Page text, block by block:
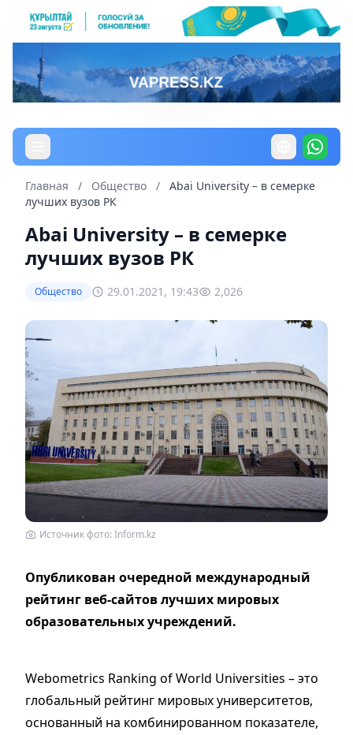
Главная / Общество /
Abai University – в семерке
лучших вузов РК
Abai University – в семерке
лучших вузов РК
Общество 29.01.2021, 19:43 2,026
Источник фото: Inform.kz
Опубликован очередной международный
рейтинг веб-сайтов лучших мировых
образовательных учреждений​.
Webometrics Ranking of World Universities – это
глобальный рейтинг мировых университетов,
основанный на комбинированном показателе,